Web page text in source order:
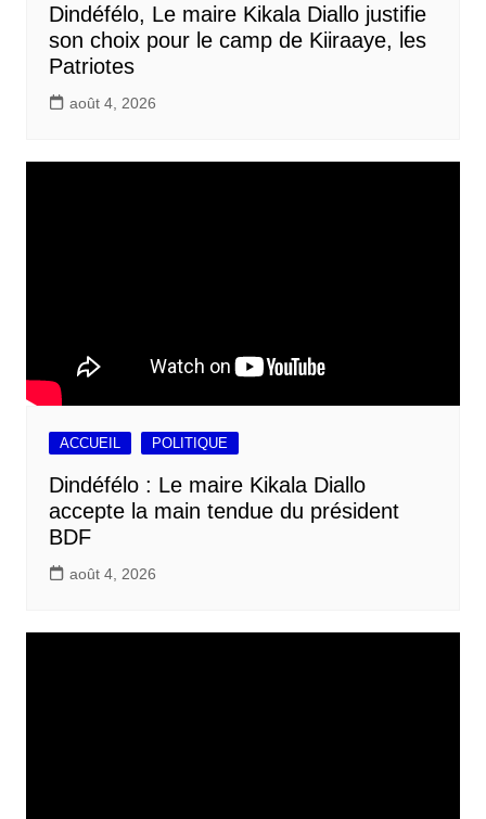
Dindéfélo, Le maire Kikala Diallo justifie
son choix pour le camp de Kiiraaye, les
Patriotes
août 4, 2026
ACCUEIL POLITIQUE
Dindéfélo : Le maire Kikala Diallo
accepte la main tendue du président
BDF
août 4, 2026